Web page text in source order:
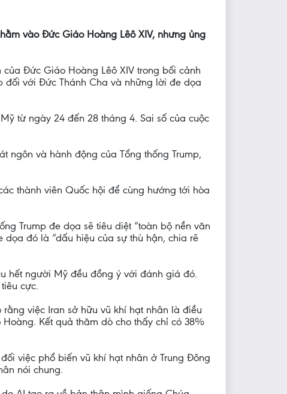
vào Đức Giáo Hoàng Lêô XIV, nhưng ủng
Đức Giáo Hoàng Lêô XIV trong bối cảnh
đối với Đức Thánh Cha và những lời đe dọa
từ ngày 24 đến 28 tháng 4. Sai số của cuộc
và hành động của Tổng thống Trump,
thành viên Quốc hội để cùng hướng tới hòa
Trump đe dọa sẽ tiêu diệt “toàn bộ nền văn
đó là “dấu hiệu của sự thù hận, chia rẽ
hết người Mỹ đều đồng ý với đánh giá đó.
cực.
việc Iran sở hữu vũ khí hạt nhân là điều
Kết quả thăm dò cho thấy chỉ có 38%
việc phổ biến vũ khí hạt nhân ở Trung Đông
nói chung.